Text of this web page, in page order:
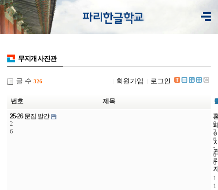
무지개 사진관
글 수 326 회원가입 로그인
번호 제목
3
2
6
25-26 문집 발간 2
2
0
2
6
-
0
6
-
1
1